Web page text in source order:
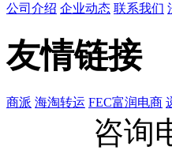
公司介绍 企业动态 联系我们
友情链接
商派 海淘转运 FEC富润电商
咨询